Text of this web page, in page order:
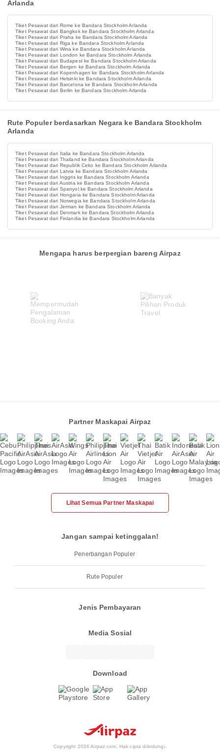
Arlanda
Tiket Pesawat dari Rome ke Bandara Stockholm Arlanda
Tiket Pesawat dari Bangkok ke Bandara Stockholm Arlanda
Tiket Pesawat dari Praha ke Bandara Stockholm Arlanda
Tiket Pesawat dari Riga ke Bandara Stockholm Arlanda
Tiket Pesawat dari Wina ke Bandara Stockholm Arlanda
Tiket Pesawat dari London ke Bandara Stockholm Arlanda
Tiket Pesawat dari Budapest ke Bandara Stockholm Arlanda
Tiket Pesawat dari Bergen ke Bandara Stockholm Arlanda
Tiket Pesawat dari Kopenhagen ke Bandara Stockholm Arlanda
Tiket Pesawat dari Helsinki ke Bandara Stockholm Arlanda
Tiket Pesawat dari Barcelona ke Bandara Stockholm Arlanda
Tiket Pesawat dari Berlin ke Bandara Stockholm Arlanda
Rute Populer berdasarkan Negara ke Bandara Stockholm
Arlanda
Tiket Pesawat dari Italia ke Bandara Stockholm Arlanda
Tiket Pesawat dari Thailand ke Bandara Stockholm Arlanda
Tiket Pesawat dari Republik Ceko ke Bandara Stockholm Arlanda
Tiket Pesawat dari Latvia ke Bandara Stockholm Arlanda
Tiket Pesawat dari Inggris ke Bandara Stockholm Arlanda
Tiket Pesawat dari Austria ke Bandara Stockholm Arlanda
Tiket Pesawat dari Spanyol ke Bandara Stockholm Arlanda
Tiket Pesawat dari Hongaria ke Bandara Stockholm Arlanda
Tiket Pesawat dari Norwegia ke Bandara Stockholm Arlanda
Tiket Pesawat dari Jerman ke Bandara Stockholm Arlanda
Tiket Pesawat dari Denmark ke Bandara Stockholm Arlanda
Tiket Pesawat dari Finlandia ke Bandara Stockholm Arlanda
Mengapa harus berpergian bareng Airpaz
Partner Maskapai Airpaz
Lihat Semua Partner Maskapai
Jangan sampai ketinggalan!
Penerbangan Populer
Rute Populer
Jenis Pembayaran
Media Sosial
Download
Copyright 2026 Airpaz.com. Hak cipta dilindungi.